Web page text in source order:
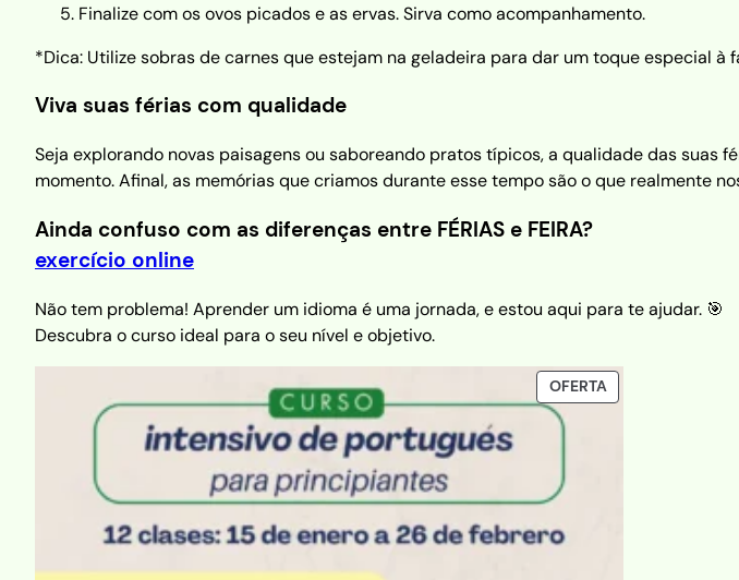
Finalize com os ovos picados e as ervas. Sirva como acompanhamento.
*Dica: Utilize sobras de carnes que estejam na geladeira para dar um toque especial à
Viva suas férias com qualidade
Seja explorando novas paisagens ou saboreando pratos típicos, a qualidade das suas
momento. Afinal, as memórias que criamos durante esse tempo são o que realmente
Ainda confuso com as diferenças entre FÉRIAS e FEIRA?
exercício online
Não tem problema! Aprender um idioma é uma jornada, e estou aqui para te ajudar. 🎯
Descubra o curso ideal para o seu nível e objetivo.
OFERTAPRODUCTO
EN